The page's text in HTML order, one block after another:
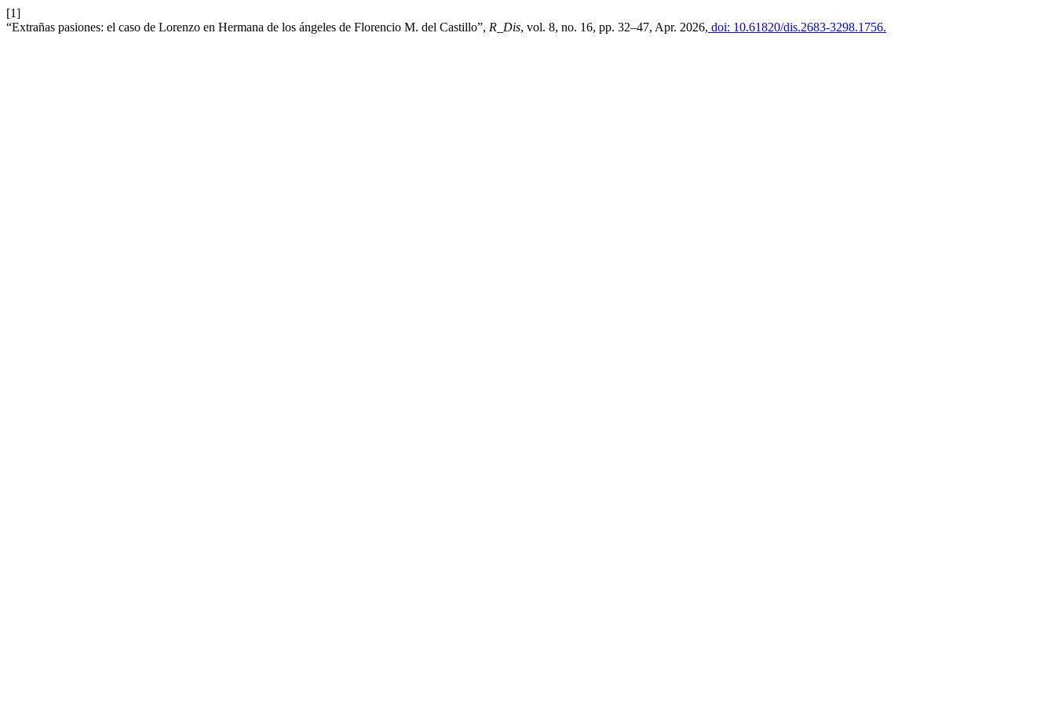
[1]
“Extrañas pasiones: el caso de Lorenzo en Hermana de los ángeles de Florencio M. del Castillo”, R_Dis, vol. 8, no. 16, pp. 32–47, Apr. 2026, doi: 10.61820/dis.2683-3298.1756.